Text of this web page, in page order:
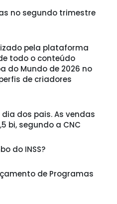
no segundo trimestre
pela plataforma
de todo o conteúdo
do Mundo de 2026 no
de criadores
dos pais. As vendas
bi, segundo a CNC
do INSS?
de Programas